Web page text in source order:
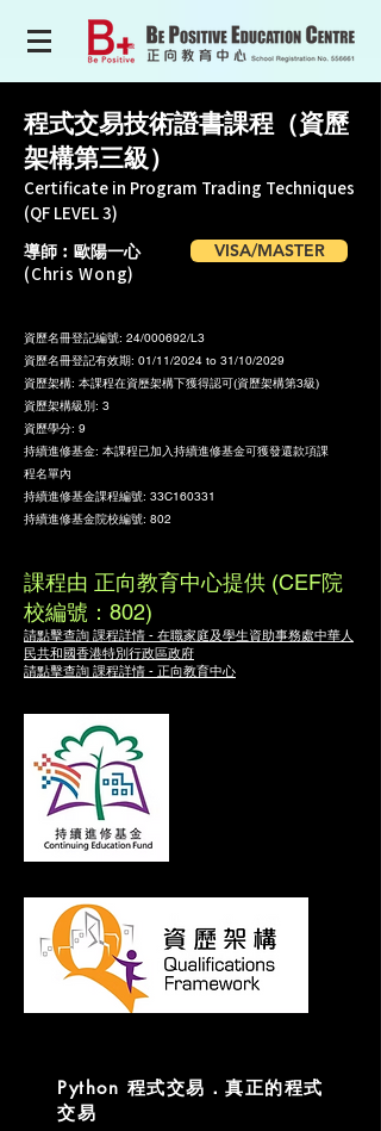
程式交易技術證書課程（資歷
架構第三級）
Certificate in Program Trading Techniques
(QF LEVEL 3)
導師︰歐陽一心
(Chris Wong)
VISA/MASTER
資歷名冊登記編號: 24/000692/L3
資歷名冊登記有效期: 01/11/2024 to 31/10/2029
資歷架構: 本課程在資歷架構下獲得認可(資歷架構第3級)
資歷架構級別: 3
資歷學分: 9
持續進修基金: 本課程已加入持續進修基金可獲發還款項課
程名單內
持續進修基金課程編號: 33C160331
持續進修基金院校編號: 802
課程由 正向教育中心提供 (CEF院
校編號：802)
請點擊查詢 課程詳情 - 在職家庭及學生資助事務處​中華人
民共和國香港特別行政區政府
請點擊查詢 課程詳情 - 正向教育中心
Python 程式交易．真正的程式
交易